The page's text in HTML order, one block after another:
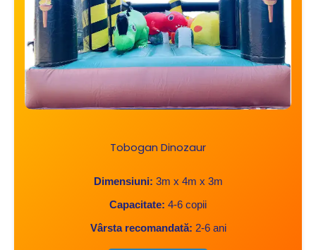
Tobogan Dinozaur
Dimensiuni: 3m x 4m x 3m
Capacitate: 4-6 copii
Vârsta recomandată: 2-6 ani